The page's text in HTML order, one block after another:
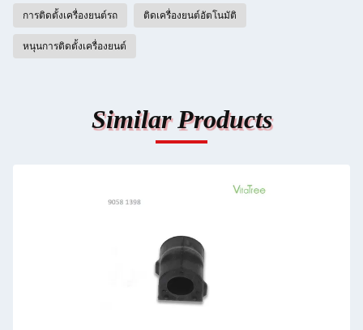
การติดตั้งเครื่องยนต์รถ ติดเครื่องยนต์อัตโนมัติ
หนุนการติดตั้งเครื่องยนต์
Similar Products